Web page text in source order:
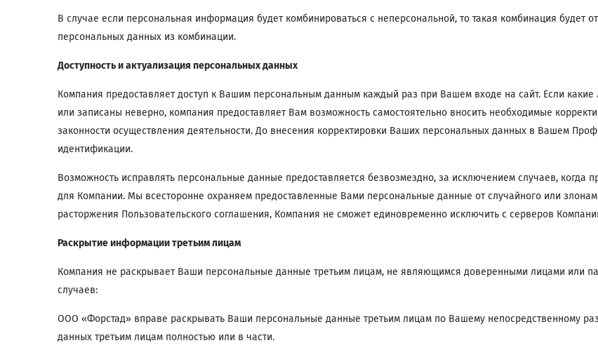
В случае если персональная информация будет комбинироваться с неперсональной, то такая комбинация будет
персональных данных из комбинации.
Доступность и актуализация персональных данных
Компания предоставляет доступ к Вашим персональным данным каждый раз при Вашем входе на сайт. Если какие
или записаны неверно, компания предоставляет Вам возможность самостоятельно вносить необходимые
законности осуществления деятельности. До внесения корректировки Ваших персональных данных в Вашем
идентификации.
Возможность исправлять персональные данные предоставляется безвозмездно, за исключением случаев, когда
для Компании. Мы всесторонне охраняем предоставленные Вами персональные данные от случайного или
расторжения Пользовательского соглашения, Компания не сможет единовременно исключить с серверов
Раскрытие информации третьим лицам
Компания не раскрывает Ваши персональные данные третьим лицам, не являющимся доверенными лицами или
случаев:
ООО «Форстад» вправе раскрывать Ваши персональные данные третьим лицам по Вашему непосредственному
данных третьим лицам полностью или в части.